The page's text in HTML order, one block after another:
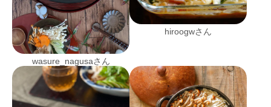
wasure_nagusaさん
hiroogwさん